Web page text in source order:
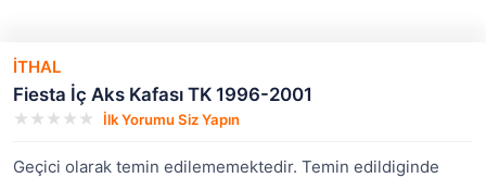
İTHAL
Fiesta İç Aks Kafası TK 1996-2001
İlk Yorumu Siz Yapın
Geçici olarak temin edilememektedir. Temin edildiginde